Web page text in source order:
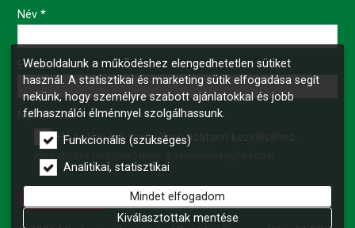
-
-
-
Név *
E-mail*
Nyilatkozat*
Hozzájárulok személyes adataim kezeléséhez.
Weboldalunk a működéshez elengedhetetlen sütiket
használ. A statisztikai és marketing sütik elfogadása segít
nekünk, hogy személyre szabott ajánlatokkal és jobb
felhasználói élménnyel szolgálhassunk.
Funkcionális (szükséges)
Analitikai, statisztikai
Mindet elfogadom
Kiválasztottak mentése